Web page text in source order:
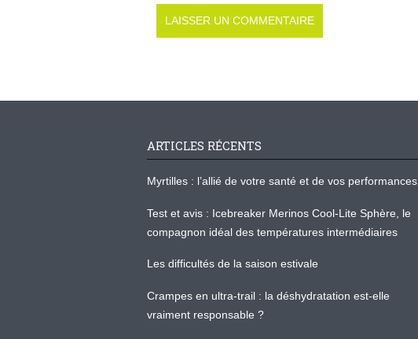
ARTICLES RÉCENTS
Myrtilles : l’allié de votre santé et de vos performances
Test et avis : Icebreaker Merinos Cool-Lite Sphère, le
compagnon idéal des températures intermédiaires
Les difficultés de la saison estivale
Crampes en ultra-trail : la déshydratation est-elle
vraiment responsable ?